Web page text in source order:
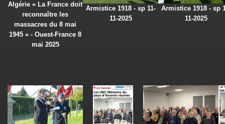
Algérie « La France doit
reconnaître les
massacres du 8 mai
1945 » - Ouest-France 8
mai 2025
Armistice 1918 - sp 11-
11-2025
Armistice 1918 - sp
11-2025